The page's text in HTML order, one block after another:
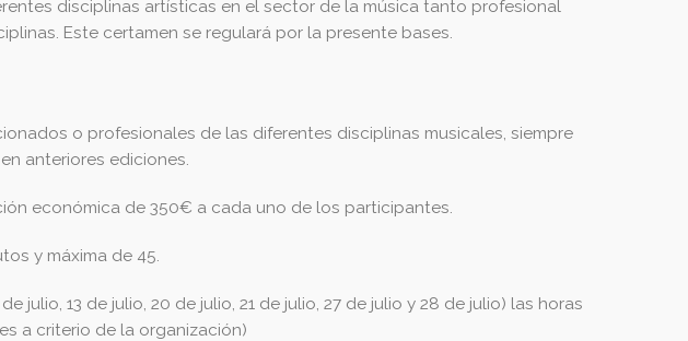
disciplinas artísticas en el sector de la música tanto profesional
Este certamen se regulará por la presente bases.
o profesionales de las diferentes disciplinas musicales, siempre
anteriores ediciones.
económica de 350€ a cada uno de los participantes.
y máxima de 45.
13 de julio, 20 de julio, 21 de julio, 27 de julio y 28 de julio) las horas
a criterio de la organización)